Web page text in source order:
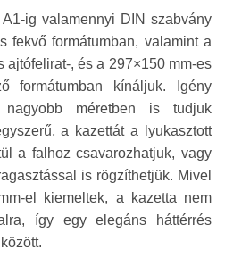
ig valamennyi DIN szabvány
fekvő formátumban, valamint a
ajtófelirat-, és a 297×150 mm-es
formátumban kínáljuk. Igény
méretben is tudjuk
a kazettát a lyukasztott
a falhoz csavarozhatjuk, vagy
is rögzíthetjük. Mivel
el kiemeltek, a kazetta nem
így egy elegáns háttérrés